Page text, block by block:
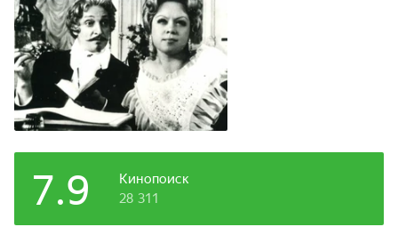
любовник приходит домой к Фадинару и отказываются
уходить, пока жених не достанет пострадавшей даме
точно такую же шляпку.
Кинопоиск
7.9 28 311